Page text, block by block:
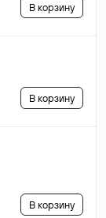
В корзину
В корзину
В корзину